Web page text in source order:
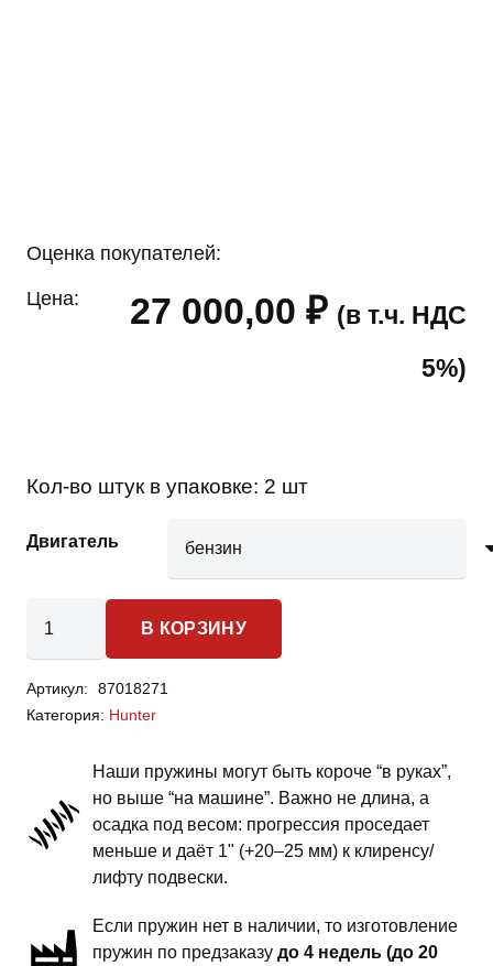
Оценка покупателей:
Цена: 27 000,00 ₽ (в т.ч. НДС
5%)
Кол-во штук в упаковке: 2 шт
Двигатель
товара
Hunter
-
передней
подвески
-
силовой
обвес
В КОРЗИНУ
Артикул:
87018271
Категория: Hunter
Наши пружины могут быть короче “в руках”,
но выше “на машине”. Важно не длина, а
осадка под весом: прогрессия проседает
меньше и даёт 1" (+20–25 мм) к клиренсу/
лифту подвески.
Если пружин нет в наличии, то изготовление
пружин по предзаказу до 4 недель (до 20